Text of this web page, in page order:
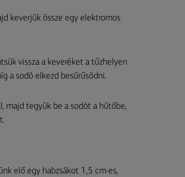
keverjük össze egy elektromos
vissza a keveréket a tűzhelyen
a sodó elkezd besűrűsödni.
majd tegyük be a sodót a hűtőbe,
elő egy habzsákot 1,5 cm-es,